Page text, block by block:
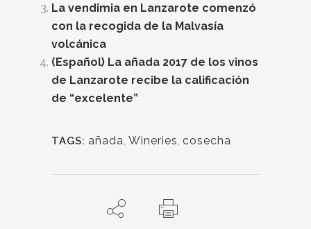
La vendimia en Lanzarote comenzó
con la recogida de la Malvasía
volcánica
(Español) La añada 2017 de los vinos
de Lanzarote recibe la calificación
de “excelente”
TAGS: añada Wineries cosecha